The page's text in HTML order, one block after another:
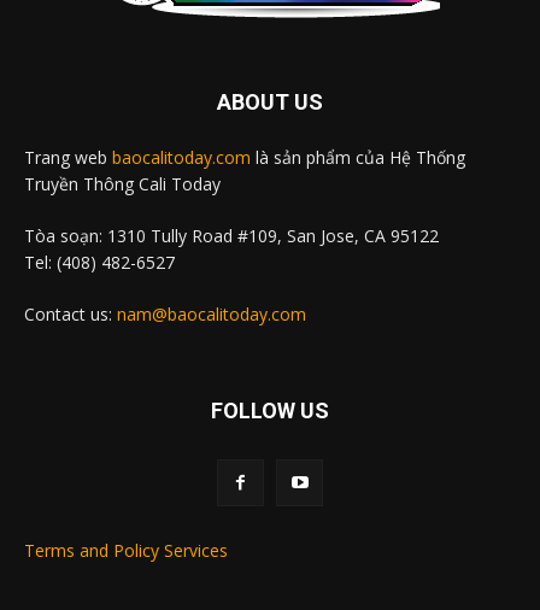
ABOUT US
Trang web baocalitoday.com là sản phẩm của Hệ Thống
Truyền Thông Cali Today
Tòa soạn: 1310 Tully Road #109, San Jose, CA 95122
Tel: (408) 482-6527
Contact us: nam@baocalitoday.com
FOLLOW US
Terms and Policy Services